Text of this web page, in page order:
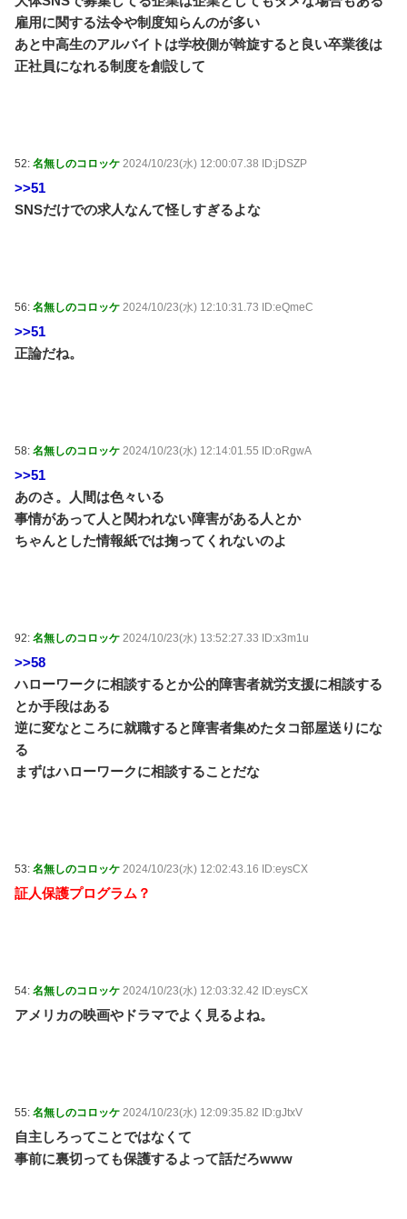
雇用に関する法令や制度知らんのが多い
あと中高生のアルバイトは学校側が斡旋すると良い卒業後は
正社員になれる制度を創設して
52: 名無しのコロッケ 2024/10/23(水) 12:00:07.38 ID:jDSZP
>>51
SNSだけでの求人なんて怪しすぎるよな
56: 名無しのコロッケ 2024/10/23(水) 12:10:31.73 ID:eQmeC
>>51
正論だね。
58: 名無しのコロッケ 2024/10/23(水) 12:14:01.55 ID:oRgwA
>>51
あのさ。人間は色々いる
事情があって人と関われない障害がある人とか
ちゃんとした情報紙では掬ってくれないのよ
92: 名無しのコロッケ 2024/10/23(水) 13:52:27.33 ID:x3m1u
>>58
ハローワークに相談するとか公的障害者就労支援に相談する
とか手段はある
逆に変なところに就職すると障害者集めたタコ部屋送りにな
る
まずはハローワークに相談することだな
53: 名無しのコロッケ 2024/10/23(水) 12:02:43.16 ID:eysCX
証人保護プログラム？
54: 名無しのコロッケ 2024/10/23(水) 12:03:32.42 ID:eysCX
アメリカの映画やドラマでよく見るよね。
55: 名無しのコロッケ 2024/10/23(水) 12:09:35.82 ID:gJtxV
自主しろってことではなくて
事前に裏切っても保護するよって話だろwww